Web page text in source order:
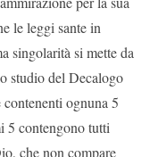
le leggi sante in
singolarità si mette da
studio del Decalogo
ognuna 5
5 contengono tutti
che non compare